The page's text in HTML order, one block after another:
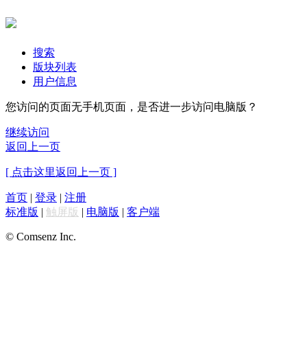
搜索
版块列表
用户信息
您访问的页面无手机页面，是否进一步访问电脑版？
继续访问
返回上一页
[ 点击这里返回上一页 ]
首页 | 登录 | 注册
标准版 | 触屏版 | 电脑版 | 客户端
© Comsenz Inc.